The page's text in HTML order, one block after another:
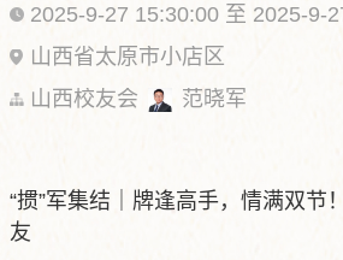
2025-9-27 15:30:00 至 2025-9-
山西省太原市小店区
山西校友会
范晓军
“掼”军集结｜牌逢高手，情满双节
友